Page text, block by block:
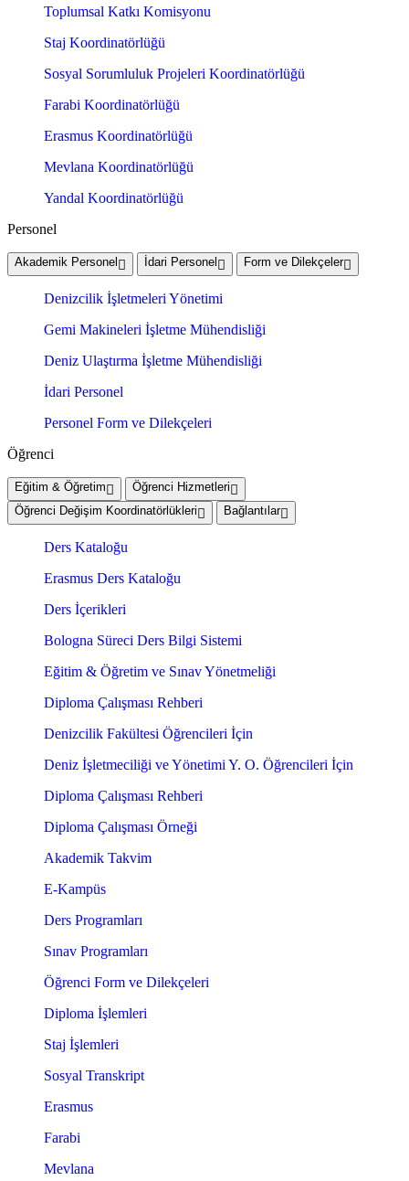
Toplumsal Katkı Komisyonu
Staj Koordinatörlüğü
Sosyal Sorumluluk Projeleri Koordinatörlüğü
Farabi Koordinatörlüğü
Erasmus Koordinatörlüğü
Mevlana Koordinatörlüğü
Yandal Koordinatörlüğü
Personel
Akademik Personel İdari Personel Form ve Dilekçeler
Denizcilik İşletmeleri Yönetimi
Gemi Makineleri İşletme Mühendisliği
Deniz Ulaştırma İşletme Mühendisliği
İdari Personel
Personel Form ve Dilekçeleri
Öğrenci
Eğitim & Öğretim
Öğrenci Hizmetleri
Öğrenci Değişim Koordinatörlükleri
Bağlantılar
Ders Kataloğu
Erasmus Ders Kataloğu
Ders İçerikleri
Bologna Süreci Ders Bilgi Sistemi
Eğitim & Öğretim ve Sınav Yönetmeliği
Diploma Çalışması Rehberi
Denizcilik Fakültesi Öğrencileri İçin
Deniz İşletmeciliği ve Yönetimi Y. O. Öğrencileri İçin
Diploma Çalışması Rehberi
Diploma Çalışması Örneği
Akademik Takvim
E-Kampüs
Ders Programları
Sınav Programları
Öğrenci Form ve Dilekçeleri
Diploma İşlemleri
Staj İşlemleri
Sosyal Transkript
Erasmus
Farabi
Mevlana